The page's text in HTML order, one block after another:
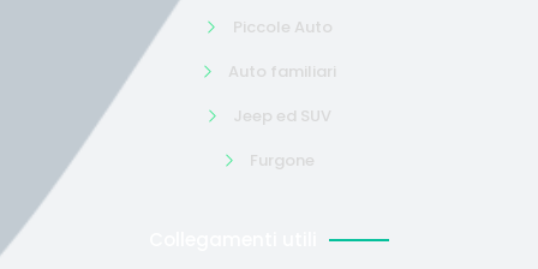
Piccole Auto
Auto familiari
Jeep ed SUV
Furgone